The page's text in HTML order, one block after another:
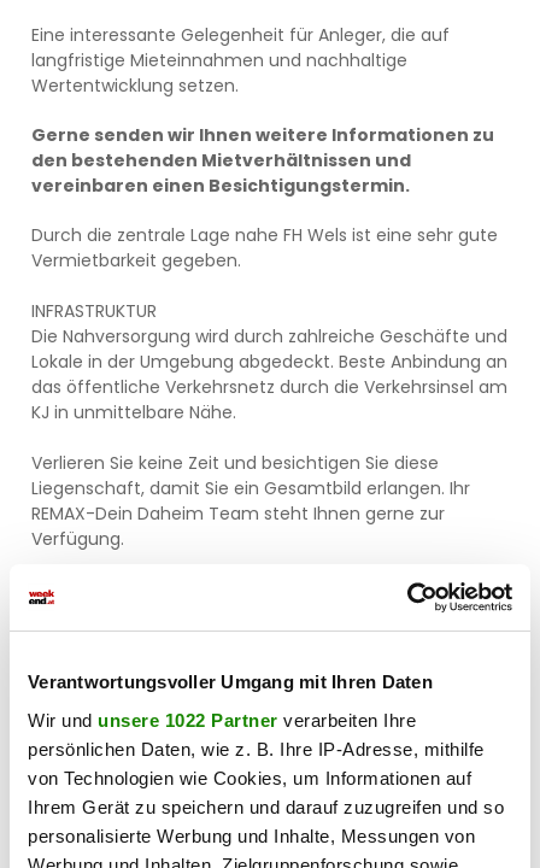
Verantwortungsvoller Umgang mit Ihren Daten
Wir und unsere 1022 Partner verarbeiten Ihre
persönlichen Daten, wie z. B. Ihre IP-Adresse, mithilfe
von Technologien wie Cookies, um Informationen auf
Ihrem Gerät zu speichern und darauf zuzugreifen und so
personalisierte Werbung und Inhalte, Messungen von
Eine interessante Gelegenheit für Anleger, die auf
langfristige Mieteinnahmen und nachhaltige
Wertentwicklung setzen.
Gerne senden wir Ihnen weitere Informationen zu
den bestehenden Mietverhältnissen und
vereinbaren einen Besichtigungstermin.
Durch die zentrale Lage nahe FH Wels ist eine sehr gute
Vermietbarkeit gegeben.
INFRASTRUKTUR
Die Nahversorgung wird durch zahlreiche Geschäfte und
Lokale in der Umgebung abgedeckt. Beste Anbindung an
das öffentliche Verkehrsnetz durch die Verkehrsinsel am
KJ in unmittelbare Nähe.
Verlieren Sie keine Zeit und besichtigen Sie diese
Liegenschaft, damit Sie ein Gesamtbild erlangen. Ihr
REMAX-Dein Daheim Team steht Ihnen gerne zur
Verfügung.
BITTE BEACHTEN SIE, DASS WIR AUFGRUND DER
NACHWEISPFLICHT GEGENÜBER DEM EIGENTÜMER NUR
IHNEN EIN KOSTENLOSES DETAILANGEBOT MIT WEITEREN
INFORMATIONEN ZU.
Bitte beachten Sie, dass es sich bei diesem Angebot
(Objekt und Kaufpreis) um kein verbindliches Angebot
handelt. Eine Einigung über das Objekt und den Kaufpreis